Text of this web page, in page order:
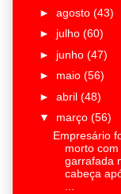
► agosto (43)
► julho (60)
► junho (47)
► maio (56)
► abril (48)
▼ março (56)
Empresário
morto com
garrafada
cabeça
...